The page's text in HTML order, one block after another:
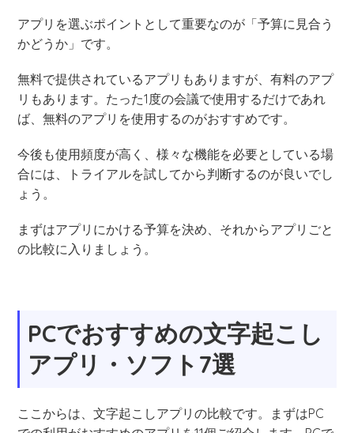
アプリを選ぶポイントとして重要なのが「予算に見合う
かどうか」です。
無料で提供されているアプリもありますが、有料のアプ
リもあります。たった1度の会議で使用するだけであれ
ば、無料のアプリを使用するのがおすすめです。
今後も使用頻度が高く、様々な機能を必要としている場
合には、トライアルを試してから判断するのが良いでし
ょう。
まずはアプリにかける予算を決め、それからアプリごと
の比較に入りましょう。
PCでおすすめの文字起こし
アプリ・ソフト7選
ここからは、文字起こしアプリの比較です。まずはPC